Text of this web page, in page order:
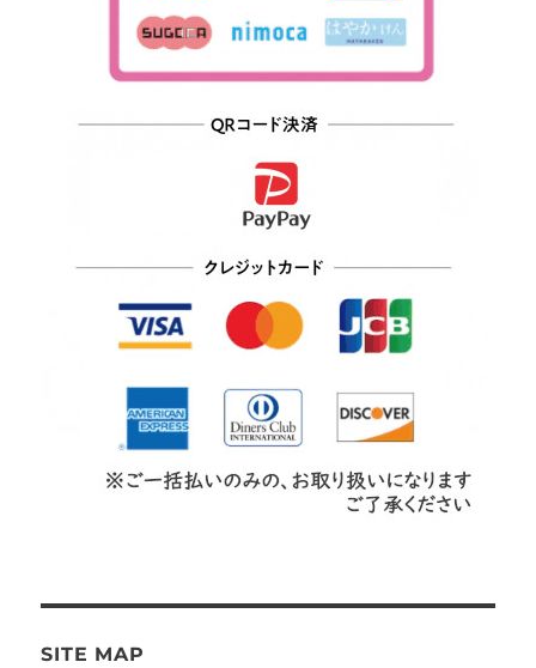
SITE MAP